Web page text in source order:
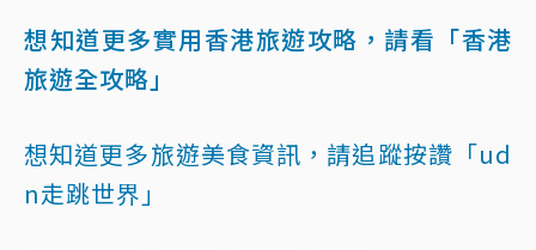
想知道更多實用香港旅遊攻略，請看「香港
旅遊全攻略」
想知道更多旅遊美食資訊，請追蹤按讚「ud
n走跳世界」